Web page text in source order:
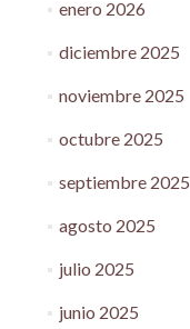
enero 2026
diciembre 2025
noviembre 2025
octubre 2025
septiembre 2025
agosto 2025
julio 2025
junio 2025